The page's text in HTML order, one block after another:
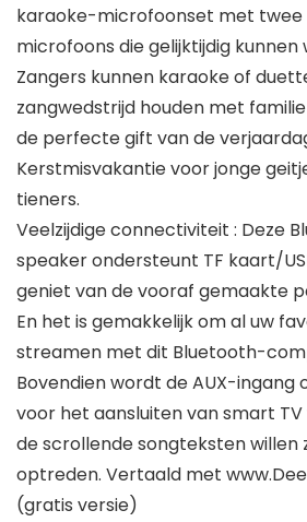
karaoke-microfoonset met
microfoons die gelijktijdig
Zangers kunnen karaoke of
zangwedstrijd houden met
de perfecte gift van de
Kerstmisvakantie voor jonge
tieners.
Veelzijdige connectiviteit : Deze
speaker ondersteunt TF kaart/
geniet van de vooraf gemaakte
En het is gemakkelijk om al uw
streamen met dit Bluetooth-
Bovendien wordt de AUX-ingang
voor het aansluiten van smart
de scrollende songteksten willen
optreden. Vertaald met
(gratis versie)